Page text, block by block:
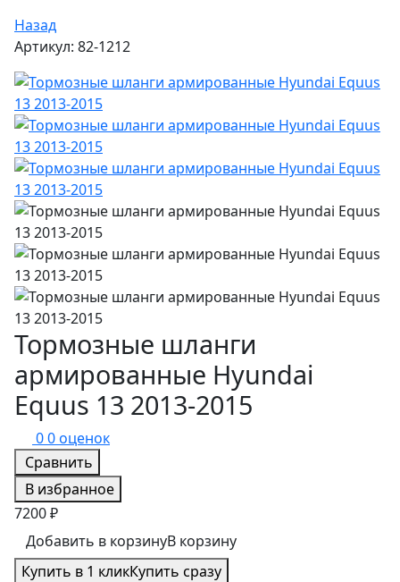
Назад
Артикул: 82-1212
Тормозные шланги
армированные Hyundai
Equus 13 2013-2015
00 оценок
Сравнить
В избранное
7200 ₽
Добавить в корзинуВ корзину
Купить в 1 кликКупить сразу